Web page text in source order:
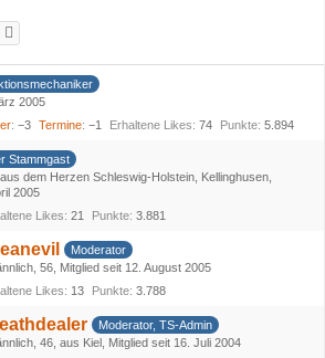
2005
−3 Termine −1 Erhaltene Likes 74 Punkte 5.894
Stammgast
dem Herzen Schleswig-Holstein, Kellinghusen
2005
Likes 21 Punkte 3.881
Moderator
56 Mitglied seit 12. August 2005
Likes 13 Punkte 3.788
Moderator, TS-Admin
46 aus Kiel Mitglied seit 16. Juli 2004